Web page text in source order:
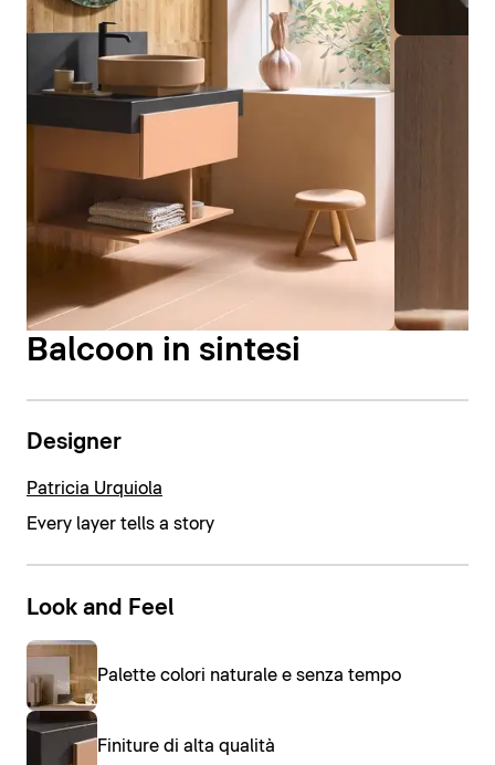
Balcoon in sintesi
Designer
Patricia Urquiola
Every layer tells a story
Look and Feel
Palette colori naturale e senza tempo
Finiture di alta qualità